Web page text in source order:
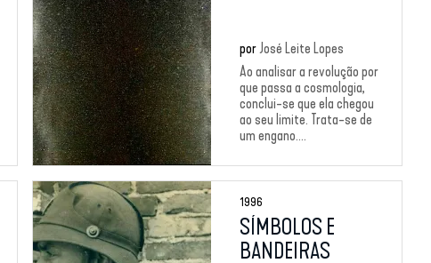
por José Leite Lopes
Ao analisar a revolução por
que passa a cosmologia,
conclui-se que ela chegou
ao seu limite. Trata-se de
um engano....
1996
SÍMBOLOS E
BANDEIRAS